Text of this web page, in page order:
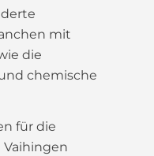
mit
die
chemische
für die